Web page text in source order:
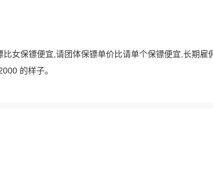
女保镖便宜,请团体保镖单价比请单个保镖便宜,长期雇
的样子。